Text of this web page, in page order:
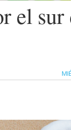
el sur